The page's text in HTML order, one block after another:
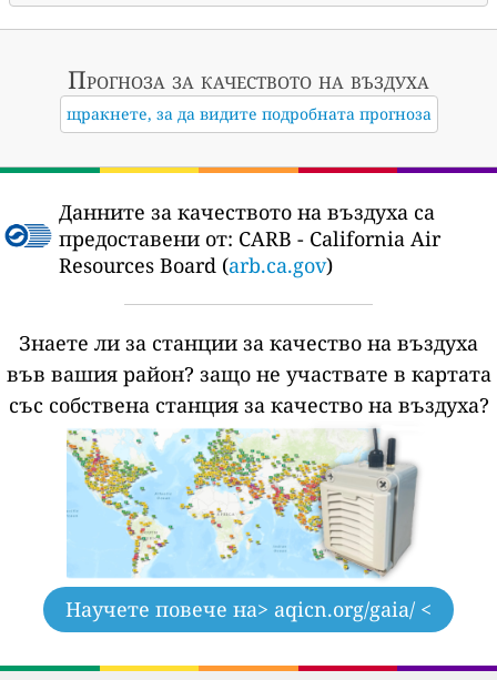
Прогноза за качеството на въздуха
щракнете, за да видите подробната прогноза
Данните за качеството на въздуха са
предоставени от: CARB - California Air
Resources Board (arb.ca.gov)
Знаете ли за станции за качество на въздуха
във вашия район? защо не участвате в картата
със собствена станция за качество на въздуха?
Научете повече на> aqicn.org/gaia/ <